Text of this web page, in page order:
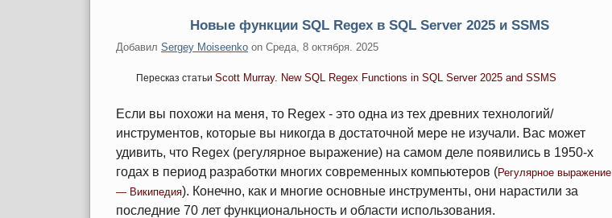
Новые функции SQL Regex в SQL Server 2025 и SSMS
Добавил Sergey Moiseenko on Среда, 8 октября. 2025
Пересказ статьи Scott Murray. New SQL Regex Functions in SQL Server 2025 and SSMS
Если вы похожи на меня, то Regex - это одна из тех древних технологий/
инструментов, которые вы никогда в достаточной мере не изучали. Вас может
удивить, что Regex (регулярное выражение) на самом деле появились в 1950-х
годах в период разработки многих современных компьютеров (Регулярное выражение
— Википедия). Конечно, как и многие основные инструменты, они нарастили за
последние 70 лет функциональность и области использования.